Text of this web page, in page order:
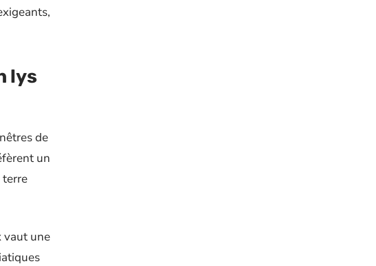
lys
de
un
terre
vaut une